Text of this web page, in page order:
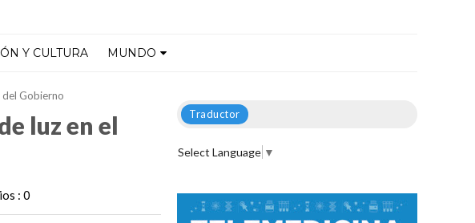
Y CULTURA MUNDO
del Gobierno
luz en el
: 0
Traductor
Select Language ▼